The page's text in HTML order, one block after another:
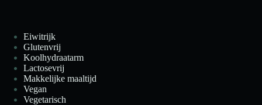
Eiwitrijk
Glutenvrij
Koolhydraatarm
Lactosevrij
Makkelijke maaltijd
Vegan
Vegetarisch